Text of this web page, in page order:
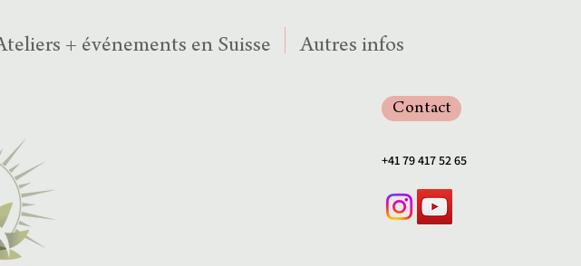
+ événements en Suisse Autres infos
Contact
+41 79 417 52 65